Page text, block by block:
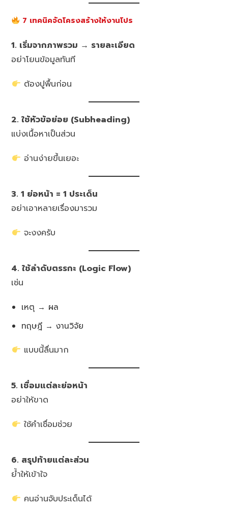
7 เทคนิคจัดโครงสร้างให้งานโปร
1. เริ่มจากภาพรวม → รายละเอียด
อย่าโยนข้อมูลทันที
ต้องปูพื้นก่อน
2. ใช้หัวข้อย่อย (Subheading)
แบ่งเนื้อหาเป็นส่วน
อ่านง่ายขึ้นเยอะ
3. 1 ย่อหน้า = 1 ประเด็น
อย่าเอาหลายเรื่องมารวม
จะงงครับ
4. ใช้ลำดับตรรกะ (Logic Flow)
เช่น
เหตุ → ผล
ทฤษฎี → งานวิจัย
แบบนี้ลื่นมาก
5. เชื่อมแต่ละย่อหน้า
อย่าให้ขาด
ใช้คำเชื่อมช่วย
6. สรุปท้ายแต่ละส่วน
ย้ำให้เข้าใจ
คนอ่านจับประเด็นได้